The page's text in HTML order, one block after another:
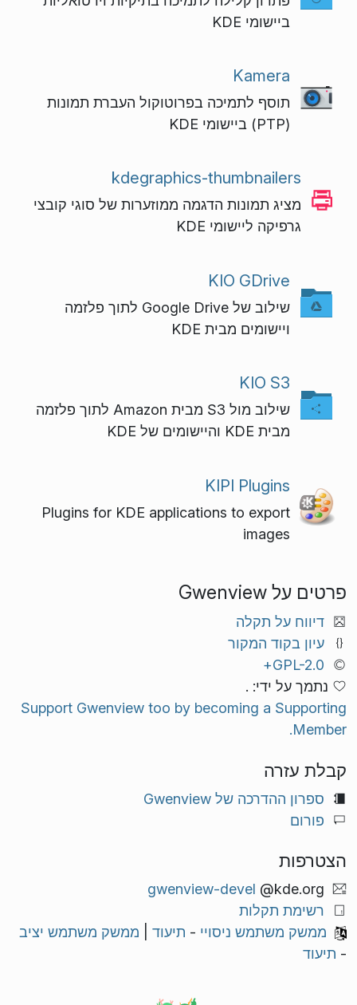
ביישומי KDE
Kamera
תוסף לתמיכה בפרוטוקול העברת תמונות
(PTP) ביישומי KDE
kdegraphics-thumbnailers
מציג תמונות הדגמה ממוזערות של סוגי קובצי
גרפיקה ליישומי KDE
KIO GDrive
שילוב של Google Drive לתוך פלזמה
ויישומים מבית KDE
KIO S3
שילוב מול S3 מבית Amazon לתוך פלזמה
מבית KDE והיישומים של KDE
KIPI Plugins
Plugins for KDE applications to export
images
פרטים על Gwenview
דיווח על תקלה
עיון בקוד המקור
GPL-2.0+
נתמך על ידי: .
Support Gwenview too by becoming a Supporting
Member.
קבלת עזרה
ספרון ההדרכה של Gwenview
פורום
הצטרפות
gwenview-devel @kde.org
רשימת תקלות
ממשק משתמש ניסויי - תיעוד
ממשק משתמש יציב
- תיעוד